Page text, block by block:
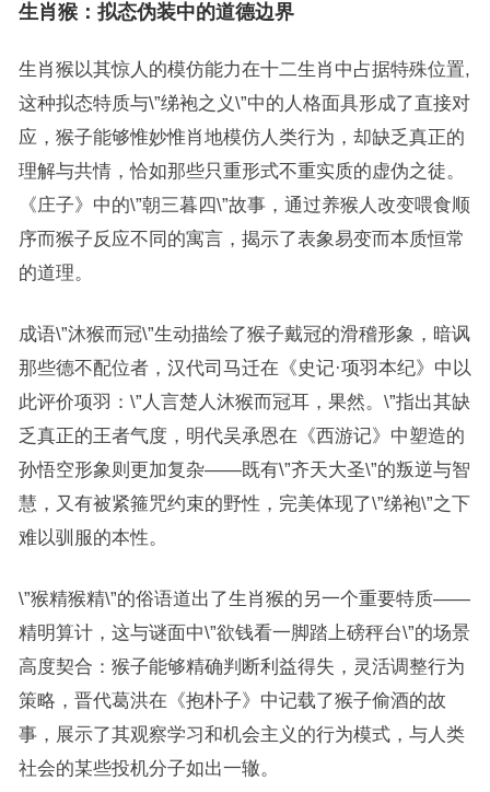
生肖猴：拟态伪装中的道德边界
生肖猴以其惊人的模仿能力在十二生肖中占据特殊位置,
这种拟态特质与\”绨袍之义\”中的人格面具形成了直接对
应，猴子能够惟妙惟肖地模仿人类行为，却缺乏真正的
理解与共情，恰如那些只重形式不重实质的虚伪之徒。
《庄子》中的\”朝三暮四\”故事，通过养猴人改变喂食顺
序而猴子反应不同的寓言，揭示了表象易变而本质恒常
的道理。
成语\”沐猴而冠\”生动描绘了猴子戴冠的滑稽形象，暗讽
那些德不配位者，汉代司马迁在《史记·项羽本纪》中以
此评价项羽：\”人言楚人沐猴而冠耳，果然。\”指出其缺
乏真正的王者气度，明代吴承恩在《西游记》中塑造的
孙悟空形象则更加复杂——既有\”齐天大圣\”的叛逆与智
慧，又有被紧箍咒约束的野性，完美体现了\”绨袍\”之下
难以驯服的本性。
\”猴精猴精\”的俗语道出了生肖猴的另一个重要特质——
精明算计，这与谜面中\”欲钱看一脚踏上磅秤台\”的场景
高度契合：猴子能够精确判断利益得失，灵活调整行为
策略，晋代葛洪在《抱朴子》中记载了猴子偷酒的故
事，展示了其观察学习和机会主义的行为模式，与人类
社会的某些投机分子如出一辙。